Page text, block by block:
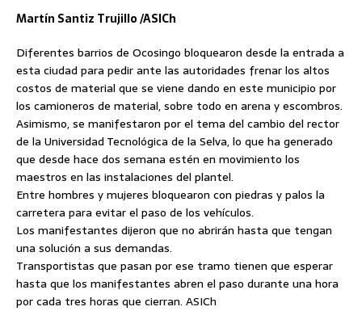
Martín Santiz Trujillo /ASICh
Diferentes barrios de Ocosingo bloquearon desde la entrada a
esta ciudad para pedir ante las autoridades frenar los altos
costos de material que se viene dando en este municipio por
los camioneros de material, sobre todo en arena y escombros.
Asimismo, se manifestaron por el tema del cambio del rector
de la Universidad Tecnológica de la Selva,lo que ha generado
que desde hace dos semana estén en movimiento los
maestros en las instalaciones del plantel.
Entre hombres y mujeres bloquearon con piedras y palos la
carretera para evitar el paso de los vehículos.
Los manifestantes dijeron que no abrirán hasta que tengan
una solución a sus demandas.
Transportistas que pasan por ese tramo tienen que esperar
hasta que los manifestantes abren el paso durante una hora
por cada tres horas que cierran. ASICh